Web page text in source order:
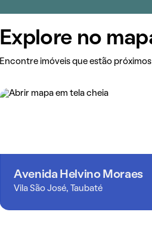
Explore no
Encontre imóveis que estão
Avenida Helvino Moraes
Vila São José, Taubaté